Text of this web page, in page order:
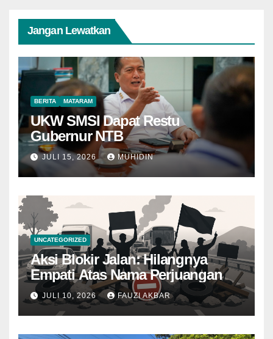
Jangan Lewatkan
BERITA MATARAM
UKW SMSI Dapat Restu
Gubernur NTB
JULI 15, 2026 MUHIDIN
UNCATEGORIZED
Aksi Blokir Jalan: Hilangnya
Empati Atas Nama Perjuangan
JULI 10, 2026 FAUZI AKBAR